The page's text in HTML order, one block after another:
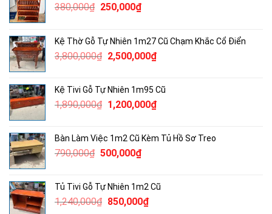
380,000₫ Giá
380,000₫.
250,000₫Giá
là:
250,000₫.
Kệ Thờ Gỗ Tự Nhiên 1m27 Cũ Chạm Khắc Cổ Điển
3,800,000₫ Giá
3,800,000₫.
2,500,000₫Giá
là:
2,500,000₫.
Kệ Tivi Gỗ Tự Nhiên 1m95 Cũ
1,890,000₫ Giá
1,890,000₫.
1,200,000₫Giá
là:
Bàn Làm Việc 1m2 Cũ Kèm Tủ Hồ Sơ Treo
790,000₫ Giá
790,000₫.
500,000₫Giá
là:
500,000₫.
Tủ Tivi Gỗ Tự Nhiên 1m2 Cũ
1,240,000₫ Giá
850,000₫Giá